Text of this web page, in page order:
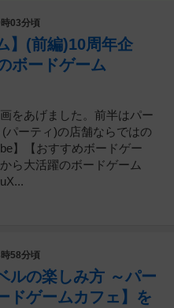
03分頃
】(前編)10周年企
ボードゲーム
をあげました。前半はパー
パーティ)の店舗ならではの
】【おすすめボードゲー
ら大活躍のボードゲーム
58分頃
ルの楽しみ方 ～パー
ドゲームカフェ】を